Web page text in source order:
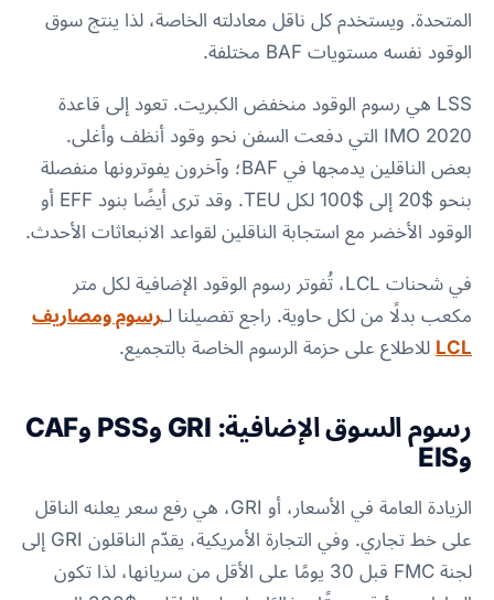
المتحدة. ويستخدم كل ناقل معادلته الخاصة، لذا ينتج سوق
الوقود نفسه مستويات BAF مختلفة.
LSS هي رسوم الوقود منخفض الكبريت. تعود إلى قاعدة
IMO 2020 التي دفعت السفن نحو وقود أنظف وأغلى.
بعض الناقلين يدمجها في BAF؛ وآخرون يفوترونها منفصلة
بنحو $20 إلى $100 لكل TEU. وقد ترى أيضًا بنود EFF أو
الوقود الأخضر مع استجابة الناقلين لقواعد الانبعاثات الأحدث.
في شحنات LCL، تُفوتر رسوم الوقود الإضافية لكل متر
مكعب بدلًا من لكل حاوية. راجع تفصيلنا لـرسوم ومصاريف
LCL للاطلاع على حزمة الرسوم الخاصة بالتجميع.
رسوم السوق الإضافية: GRI وPSS وCAF
وEIS
الزيادة العامة في الأسعار، أو GRI، هي رفع سعر يعلنه الناقل
على خط تجاري. وفي التجارة الأمريكية، يقدّم الناقلون GRI إلى
لجنة FMC قبل 30 يومًا على الأقل من سريانها، لذا تكون